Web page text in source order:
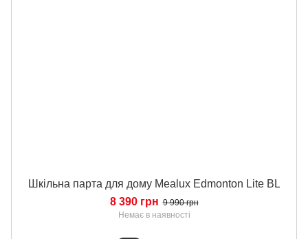
Шкільна парта для дому Mealux Edmonton Lite BL
8 390 грн 9 990 грн
Немає в наявності